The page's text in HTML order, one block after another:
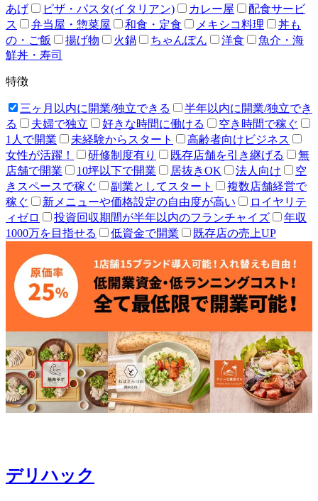
あげ
ピザ・パスタ(イタリアン) カレー屋
配食サービ
ス
弁当屋・惣菜屋 和食・定食 メキシコ料理
丼も
の・ご飯
揚げ物 火鍋 ちゃんぽん 洋食
魚介・海
鮮丼・寿司
特徴
三ヶ月以内に開業/独立できる
半年以内に開業/独立でき
る
夫婦で独立 好きな時間に働ける
空き時間で稼ぐ
1人で開業
未経験からスタート
高齢者向けビジネス
女性が活躍！
研修制度有り 既存店舗を引き継げる
無
店舗で開業
10坪以下で開業 居抜きOK 法人向け
空
きスペースで稼ぐ
副業としてスタート
複数店舗経営で
稼ぐ
新メニューや価格設定の自由度が高い
ロイヤリテ
ィゼロ
投資回収期間が半年以内のフランチャイズ
年収
1000万を目指せる
低資金で開業 既存店の売上UP
デリハック